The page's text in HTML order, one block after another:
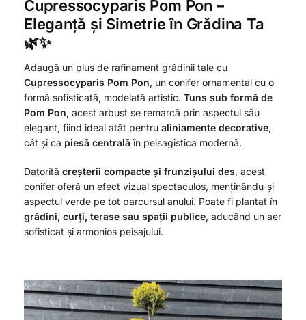
Cupressocyparis Pom Pon –
Eleganță și Simetrie în Grădina Ta
🌿✨
Adaugă un plus de rafinament grădinii tale cu
Cupressocyparis Pom Pon, un conifer ornamental cu o
formă sofisticată, modelată artistic. Tuns sub formă de
Pom Pon, acest arbust se remarcă prin aspectul său
elegant, fiind ideal atât pentru aliniamente decorative,
cât și ca piesă centrală în peisagistica modernă.
Datorită creșterii compacte și frunzișului des, acest
conifer oferă un efect vizual spectaculos, menținându-și
aspectul verde pe tot parcursul anului. Poate fi plantat în
grădini, curți, terase sau spații publice, aducând un aer
sofisticat și armonios peisajului.